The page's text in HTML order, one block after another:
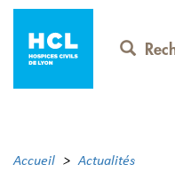
Aller
contenu
principal
Accueil
Actualités